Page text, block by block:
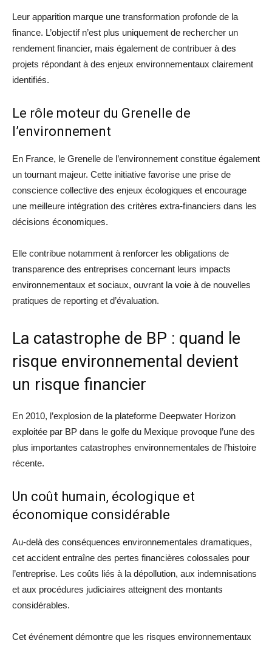
Leur apparition marque une transformation profonde de la
finance. L’objectif n’est plus uniquement de rechercher un
rendement financier, mais également de contribuer à des
projets répondant à des enjeux environnementaux clairement
identifiés.
Le rôle moteur du Grenelle de
l’environnement
En France, le Grenelle de l’environnement constitue également
un tournant majeur. Cette initiative favorise une prise de
conscience collective des enjeux écologiques et encourage
une meilleure intégration des critères extra-financiers dans les
décisions économiques.
Elle contribue notamment à renforcer les obligations de
transparence des entreprises concernant leurs impacts
environnementaux et sociaux, ouvrant la voie à de nouvelles
pratiques de reporting et d’évaluation.
La catastrophe de BP : quand le
risque environnemental devient
un risque financier
En 2010, l’explosion de la plateforme Deepwater Horizon
exploitée par BP dans le golfe du Mexique provoque l’une des
plus importantes catastrophes environnementales de l’histoire
récente.
Un coût humain, écologique et
économique considérable
Au-delà des conséquences environnementales dramatiques,
cet accident entraîne des pertes financières colossales pour
l’entreprise. Les coûts liés à la dépollution, aux indemnisations
et aux procédures judiciaires atteignent des montants
considérables.
Cet événement démontre que les risques environnementaux